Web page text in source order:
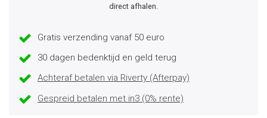
direct afhalen.
Gratis verzending vanaf 50 euro
30 dagen bedenktijd en geld terug
Achteraf betalen via Riverty (Afterpay)
Gespreid betalen met in3 (0% rente)